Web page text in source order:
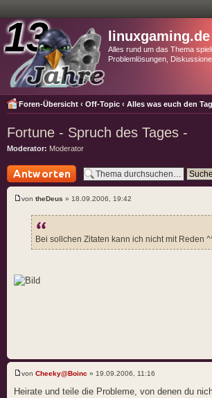
linuxgaming.de
Alles rund um das Thema
Problemlösungen,
Foren-Übersicht ‹ Off-Topic ‹ Alles was euch den
Fortune - Spruch des Tages -
Moderator: Moderator
Antwort schreiben
von theDeus » 18.09.2006, 19:42
Bei sollchen Zitaten kann ich nicht mit Reden
von Cheeky@Boinc » 19.09.2006, 11:16
Heirate und teile die Probleme, von denen du